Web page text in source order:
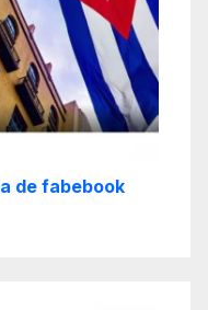
de fabebook